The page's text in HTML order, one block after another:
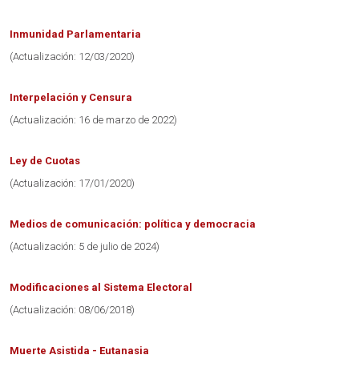
Inmunidad Parlamentaria
(Actualización: 12/03/2020)
Interpelación y Censura
(Actualización: 16 de marzo de 2022)
Ley de Cuotas
(Actualización: 17/01/2020)
Medios de comunicación: política y democracia
(Actualización: 5 de julio de 2024)
Modificaciones al Sistema Electoral
(Actualización: 08/06/2018)
Muerte Asistida - Eutanasia